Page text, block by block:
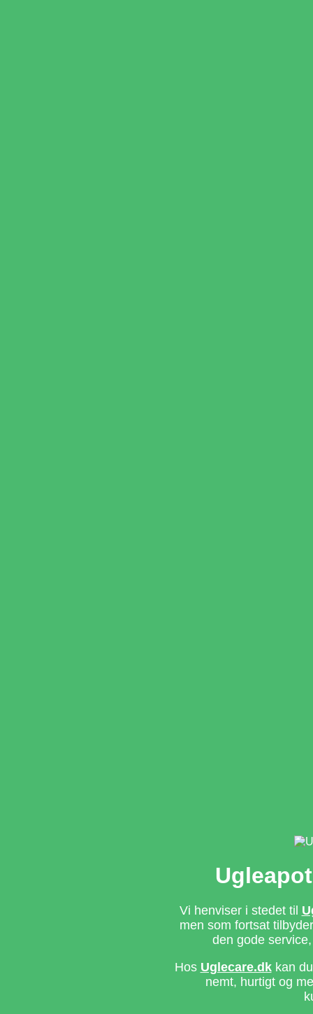
Vi henviser i stedet til
men som fortsat
den gode
Hos Uglecare.dkkan du
nemt, hurtigt og